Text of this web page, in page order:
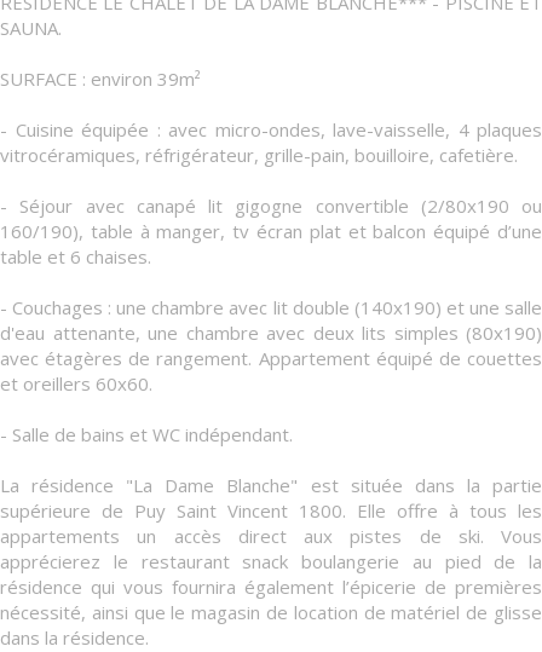
SAUNA.
SURFACE : environ 39m²
- Cuisine équipée : avec micro-ondes, lave-vaisselle, 4 plaques
vitrocéramiques, réfrigérateur, grille-pain, bouilloire, cafetière.
- Séjour avec canapé lit gigogne convertible (2/80x190 ou
160/190), table à manger, tv écran plat et balcon équipé d’une
table et 6 chaises.
- Couchages : une chambre avec lit double (140x190) et une salle
d'eau attenante, une chambre avec deux lits simples (80x190)
avec étagères de rangement. Appartement équipé de couettes
et oreillers 60x60.
- Salle de bains et WC indépendant.
La résidence "La Dame Blanche" est située dans la partie
supérieure de Puy Saint Vincent 1800. Elle offre à tous les
appartements un accès direct aux pistes de ski. Vous
apprécierez le restaurant snack boulangerie au pied de la
résidence qui vous fournira également l’épicerie de premières
nécessité, ainsi que le magasin de location de matériel de glisse
dans la résidence.